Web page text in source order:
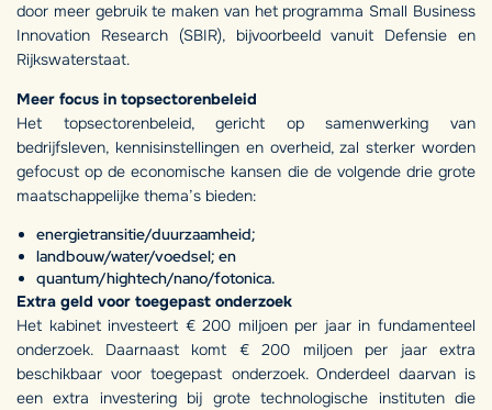
door meer gebruik te maken van het programma Small Business
Innovation Research (SBIR), bijvoorbeeld vanuit Defensie en
Rijkswaterstaat.
Meer focus in topsectorenbeleid
Het topsectorenbeleid, gericht op samenwerking van
bedrijfsleven, kennisinstellingen en overheid, zal sterker worden
gefocust op de economische kansen die de volgende drie grote
maatschappelijke thema’s bieden:
energietransitie/duurzaamheid;
landbouw/water/voedsel; en
quantum/hightech/nano/fotonica.
Extra geld voor toegepast onderzoek
Het kabinet investeert € 200 miljoen per jaar in fundamenteel
onderzoek. Daarnaast komt € 200 miljoen per jaar extra
beschikbaar voor toegepast onderzoek. Onderdeel daarvan is
een extra investering bij grote technologische instituten die